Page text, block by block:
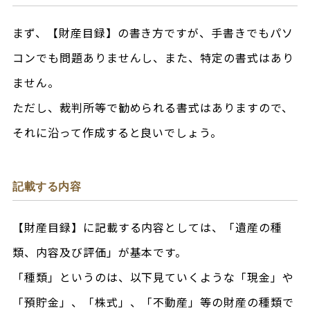
まず、【財産目録】の書き方ですが、手書きでもパソ
コンでも問題ありませんし、また、特定の書式はあり
ません。
ただし、裁判所等で勧められる書式はありますので、
それに沿って作成すると良いでしょう。
記載する内容
【財産目録】に記載する内容としては、「遺産の種
類、内容及び評価」が基本です。
「種類」というのは、以下見ていくような「現金」や
「預貯金」、「株式」、「不動産」等の財産の種類で